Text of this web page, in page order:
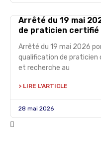
Arrêté du 19 mai
de praticien certifié
Arrêté du 19 mai 2026
qualification de praticien
et recherche au
> LIRE L'ARTICLE
28 mai 2026